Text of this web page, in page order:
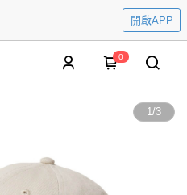
開啟APP
0
1/3